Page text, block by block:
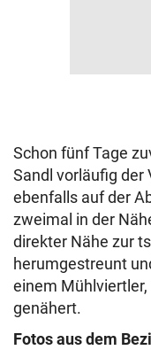
Schon fünf Tage
Sandl vorläufig der
ebenfalls auf der
zweimal in der
direkter Nähe zur
herumgestreunt
einem
genähert.
Fotos aus dem